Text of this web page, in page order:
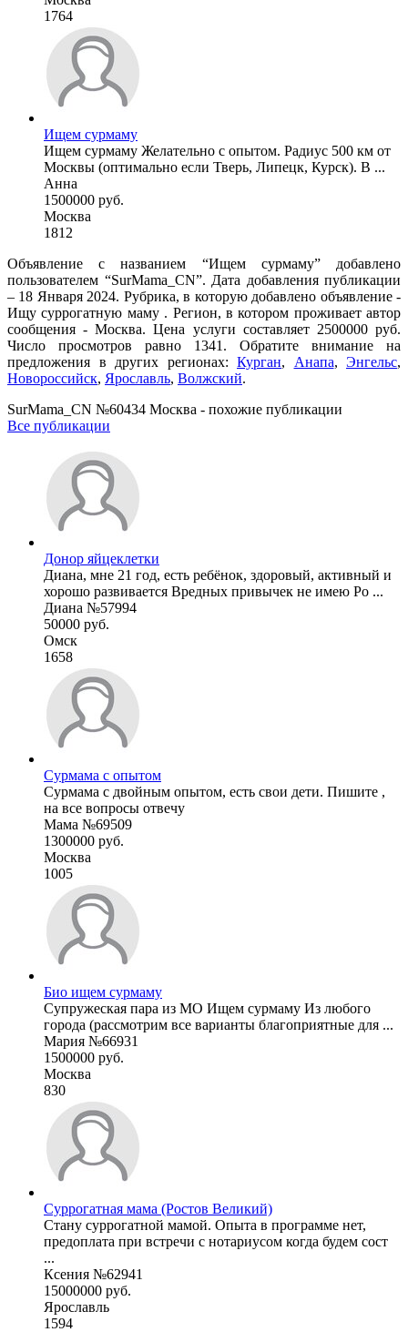
1764
Ищем сурмаму
Ищем сурмаму Желательно с опытом. Радиус 500 км от
Москвы (оптимально если Тверь, Липецк, Курск). В ...
Анна
1500000 руб.
Москва
1812
Объявление с названием “Ищем сурмаму” добавлено
пользователем “SurMama_CN”. Дата добавления публикации
– 18 Января 2024. Рубрика, в которую добавлено объявление -
Ищу суррогатную маму . Регион, в котором проживает автор
сообщения - Москва. Цена услуги составляет 2500000 руб.
Число просмотров равно 1341. Обратите внимание на
предложения в других регионах: Курган, Анапа, Энгельс,
Новороссийск, Ярославль, Волжский.
SurMama_CN №60434 Москва - похожие публикации
Все публикации
Донор яйцеклетки
Диана, мне 21 год, есть ребёнок, здоровый, активный и
хорошо развивается Вредных привычек не имею Ро ...
Диана №57994
50000 руб.
Омск
1658
Сурмама с опытом
Сурмама с двойным опытом, есть свои дети. Пишите ,
на все вопросы отвечу
Мама №69509
1300000 руб.
Москва
1005
Био ищем сурмаму
Супружеская пара из МО Ищем сурмаму Из любого
города (рассмотрим все варианты благоприятные для ...
Мария №66931
1500000 руб.
Москва
830
Суррогатная мама (Ростов Великий)
Стану суррогатной мамой. Опыта в программе нет,
предоплата при встречи с нотариусом когда будем сост
...
Ксения №62941
15000000 руб.
Ярославль
1594